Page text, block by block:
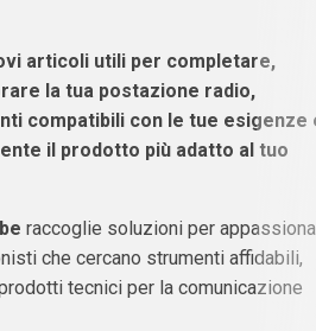
articoli utili per completare,
la tua postazione radio,
compatibili con le tue esigenze
il prodotto più adatto al tuo
raccoglie soluzioni per
che cercano strumenti affidabili,
tecnici per la comunicazione